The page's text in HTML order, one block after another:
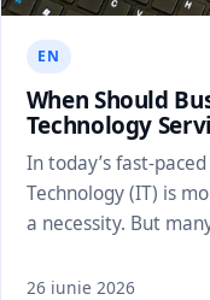
EN
When Should
Technology
In today’s fast-
Technology (IT) is
a necessity. But
26 iunie 2026